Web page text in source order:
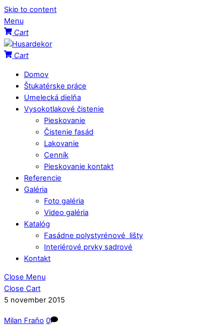
Skip to content
Menu
Cart
Cart
Domov
Štukatérske práce
Umelecká dielňa
Vysokotlakové čistenie
Pieskovanie
Čistenie fasád
Lakovanie
Cenník
Pieskovanie kontakt
Referencie
Galéria
Foto galéria
Video galéria
Katalóg
Fasádne polystyrénové lišty
Interiérové prvky sadrové
Kontakt
Close Menu
Close Cart
5 november 2015
Milan Fraňo 0